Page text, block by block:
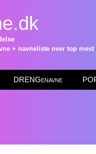
+ navneliste over top
DRENGenavne